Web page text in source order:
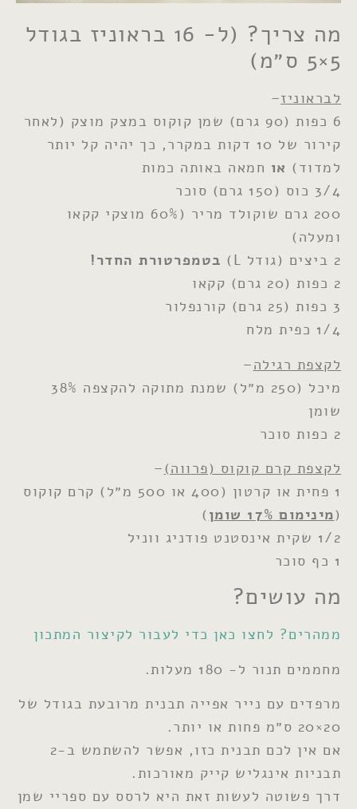
מה צריך? (ל- 16 בראוניז בגודל
5×5 ס״מ)
לבראוניז–
6 כפות (90 גרם) שמן קוקוס במצק מוצק (לאחר
קירור של 10 דקות במקרר, כך יהיה קל יותר
למדוד) או חמאה באותה כמות
3/4 כוס (150 גרם) סוכר
200 גרם שוקולד מריר (60% מוצקי קקאו
ומעלה)
2 ביצים (גודל L)
בטמפרטורת החדר!
2 כפות (20 גרם) קקאו
3 כפות (25 גרם) קורנפלור
1/4 כפית מלח
לקצפת רגילה–
מיכל (250 מ״ל) שמנת מתוקה להקצפה 38%
שומן
2 כפות סוכר
לקצפת קרם קוקוס (פרווה)–
1 פחית או קרטון (400 או 500 מ״ל) קרם קוקוס
(מינימום 17% שומן
)
1/2 שקית אינסטנט פודניג ווניל
1 כף סוכר
מה עושים?
ממהרים? לחצו כאן כדי לעבור לקיצור המתכון
מחממים תנור ל- 180 מעלות.
מרפדים עם נייר אפייה תבנית מרובעת בגודל של
20×20 ס״מ פחות או יותר.
אם אין לכם תבנית כזו, אפשר להשתמש ב-2
תבניות אינגליש קייק מאורכות.
דרך פשוטה לעשות זאת היא לרסס עם ספריי שמן